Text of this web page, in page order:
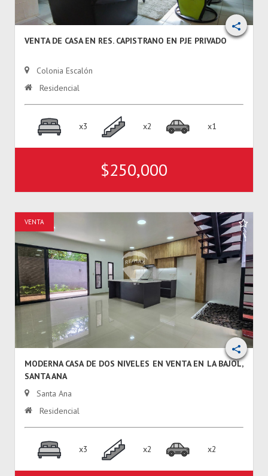
VENTA DE CASA EN RES. CAPISTRANO EN PJE PRIVADO
Colonia Escalón
Residencial
x3 x2 x1
$250,000
VENTA
MODERNA CASA DE DOS NIVELES EN VENTA EN LA BAJOL,
SANTA ANA
Santa Ana
Residencial
x3 x2 x2